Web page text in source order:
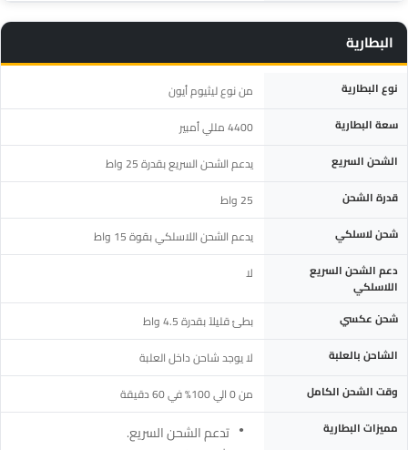
البطارية
المواصفة التفاصيلنوع البطارية من نوع ليثيوم أيون
سعة البطارية 4400 مللي أمبير
الشحن السريع يدعم الشحن السريع بقدرة 25 واط
قدرة الشحن 25 واط
شحن لاسلكي يدعم الشحن اللاسلكي بقوة 15 واط
دعم الشحن السريع
اللاسلكي
لا
شحن عكسي بطئ قليلاً بقدرة 4.5 واط
الشاحن بالعلبة لا يوجد شاحن داخل العلبة
وقت الشحن الكامل من 0 الي 100% في 60 دقيقة
مميزات البطارية
تدعم الشحن السريع.